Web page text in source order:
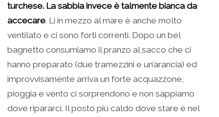
turchese. La sabbia invece è talmente bianca da
accecare. Lì in mezzo al mare è anche molto
ventilato e ci sono forti correnti. Dopo un bel
bagnetto consumiamo il pranzo al sacco che ci
hanno preparato (due tramezzini e un’arancia) ed
improvvisamente arriva un forte acquazzone,
pioggia e vento ci sorprendono e non sappiamo
dove ripararci. Il posto più caldo dove stare è nel